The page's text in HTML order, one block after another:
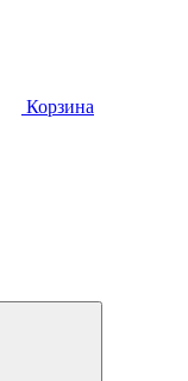
Корзина